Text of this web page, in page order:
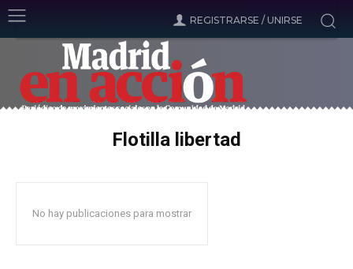
REGISTRARSE / UNIRSE
Flotilla libertad
No hay publicaciones para mostrar